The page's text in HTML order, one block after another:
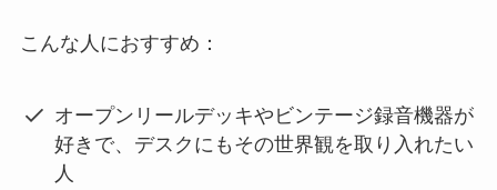
こんな人におすすめ：
オープンリールデッキやビンテージ録音機器が
好きで、デスクにもその世界観を取り入れたい
人